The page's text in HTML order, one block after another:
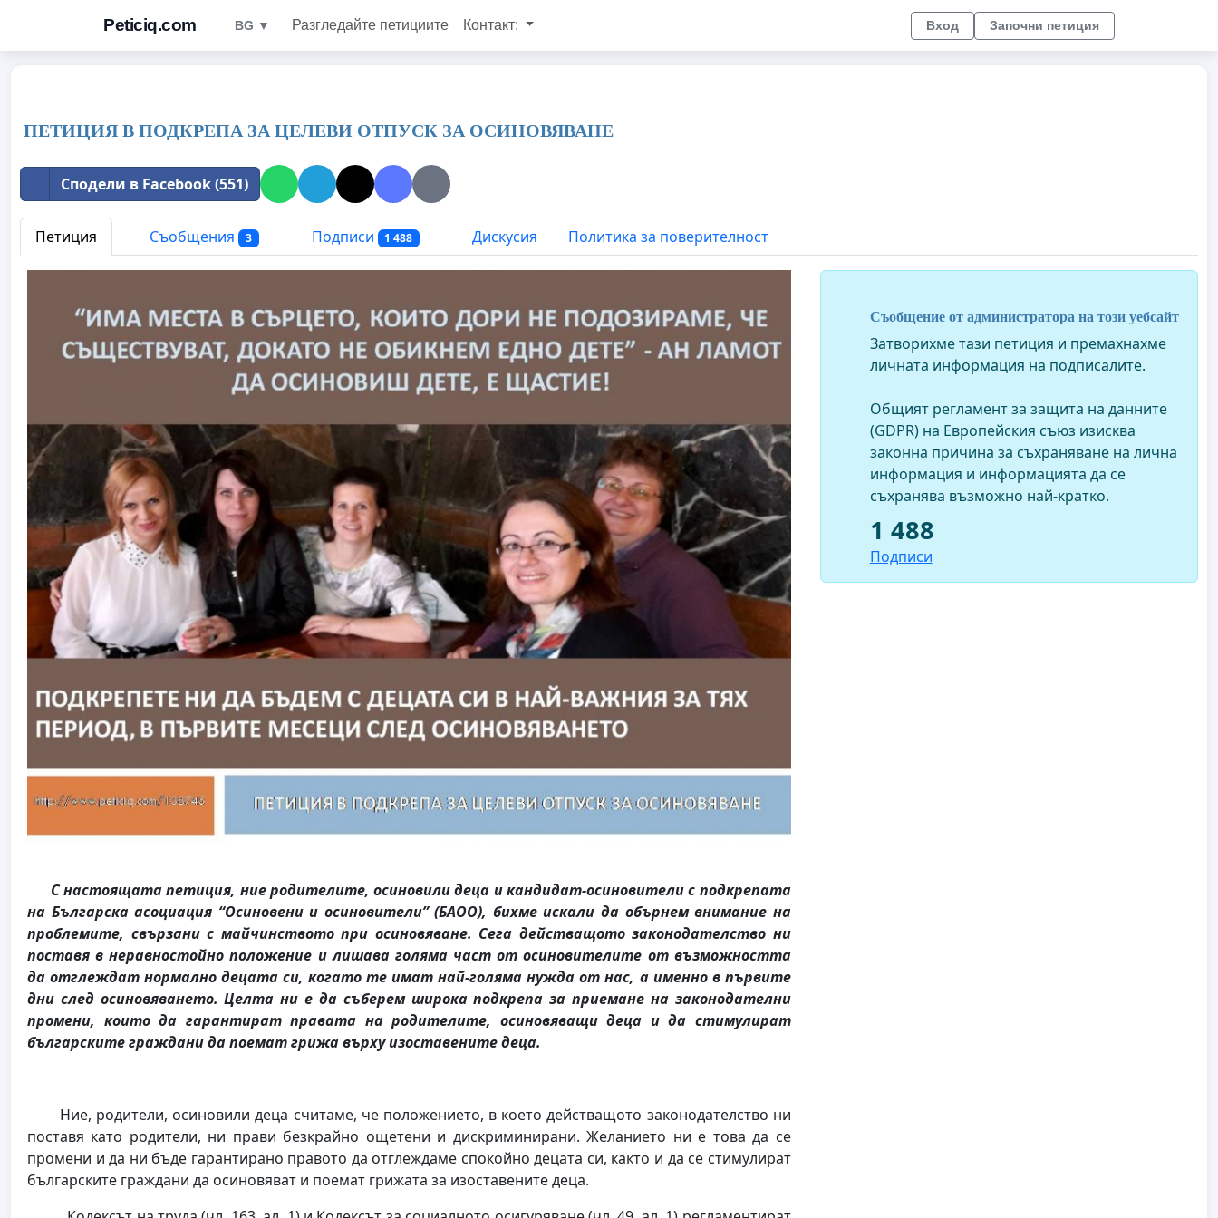
Peticiq.com BG ▼ Разгледайте петициите Контакт: Вход Започни петиция
ПЕТИЦИЯ В ПОДКРЕПА ЗА ЦЕЛЕВИ ОТПУСК ЗА ОСИНОВЯВАНЕ
Сподели в Facebook (551)
Петиция Съобщения 3 Подписи 1 488 Дискусия Политика за поверителност
С настоящата петиция, ние родителите, осиновили деца и кандидат-осиновители с подкрепата
на Българска асоциация “Осиновени и осиновители” (БАОО), бихме искали да обърнем внимание на
проблемите, свързани с майчинството при осиновяване. Сега действащото законодателство ни
поставя в неравностойно положение и лишава голяма част от осиновителите от възможността
да отглеждат нормално децата си, когато те имат най-голяма нужда от нас, а именно в първите
дни след осиновяването. Целта ни е да съберем широка подкрепа за приемане на законодателни
промени, които да гарантират правата на родителите, осиновяващи деца и да стимулират
българските граждани да поемат грижа върху изоставените деца.
Ние, родители, осиновили деца считаме, че положението, в което действащото законодателство ни
поставя като родители, ни прави безкрайно ощетени и дискриминирани. Желанието ни е това да се
промени и да ни бъде гарантирано правото да отглеждаме спокойно децата си, както и да се стимулират
българските граждани да осиновяват и поемат грижата за изоставените деца.
Съобщение от администратора на този уебсайт
Затворихме тази петиция и премахнахме
личната информация на подписалите.
Общият регламент за защита на данните
(GDPR) на Европейския съюз изисква
законна причина за съхраняване на лична
информация и информацията да се
съхранява възможно най-кратко.
1 488
Подписи